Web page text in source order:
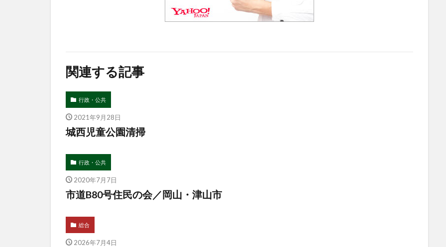
関連する記事
行政・公共
2021年9月28日
城西児童公園清掃
行政・公共
2020年7月7日
市道B80号住民の会／岡山・津山市
総合
2026年7月4日